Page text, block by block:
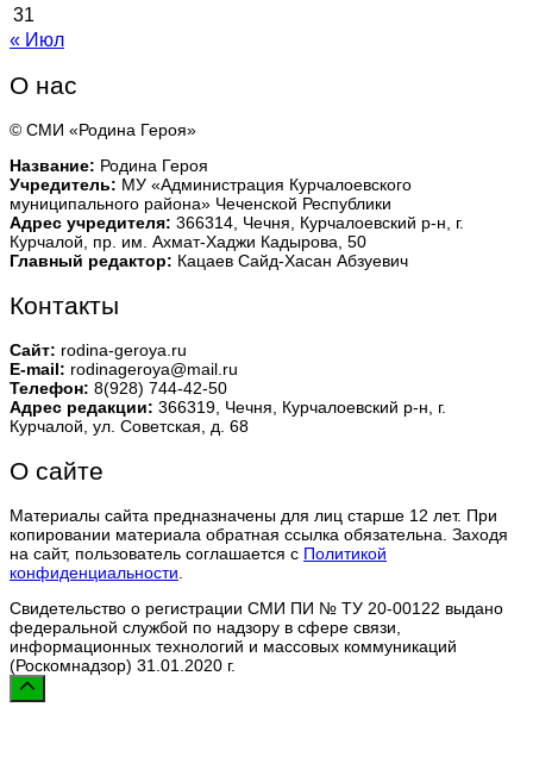
31
« Июл
О нас
© СМИ «Родина Героя»
Название: Родина Героя
Учредитель: МУ «Администрация Курчалоевского
муниципального района» Чеченской Республики
Адрес учредителя: 366314, Чечня, Курчалоевский р-н, г.
Курчалой, пр. им. Ахмат-Хаджи Кадырова, 50
Главный редактор: Кацаев Сайд-Хасан Абзуевич
Контакты
Сайт: rodina-geroya.ru
E-mail: rodinageroya@mail.ru
Телефон: 8(928) 744-42-50
Адрес редакции: 366319, Чечня, Курчалоевский р-н, г.
Курчалой, ул. Советская, д. 68
О сайте
Материалы сайта предназначены для лиц старше 12 лет. При
копировании материала обратная ссылка обязательна. Заходя
на сайт, пользователь соглашается с Политикой
конфиденциальности